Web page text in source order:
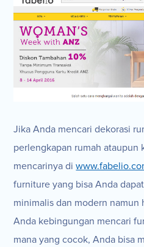
Jika Anda mencari dekorasi
perlengkapan rumah ataupun
mencarinya di
furniture yang bisa Anda
minimalis dan modern
Anda kebingungan mencari
mana yang cocok, Anda bisa